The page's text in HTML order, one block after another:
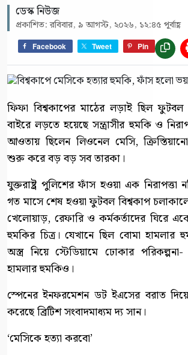
ডেস্ক নিউজ
প্রকাশিত: রবিবার, ৯ আগস্ট, ২০২৬, ১২:৪৫ পূর্বাহ্ণ
Facebook Tweet Pin
ফিফা বিশ্বকাপের মাঠের লড়াই ছিল
বাইরে লড়তে হয়েছে সন্ত্রাসীর হুমকি ও
আওতায় ছিলেন লিওনেল মেসি,
শুরু করে বড় বড় সব তারকা।
যুক্তরাষ্ট্র পুলিশের ফাঁস হওয়া এক নিরাপত্তা
গত মাসে শেষ হওয়া ফুটবল বিশ্বকাপ
খেলোয়াড়, রেফারি ও কর্মকর্তাদের ঘিরে
হুমকির চিত্র। যেখানে ছিল বোমা হামলার
অস্ত্র নিয়ে স্টেডিয়ামে ঢোকার
হামলার হুমকিও।
স্পেনের ইনফরমেশন ডট ইএসের বরাত
করেছে ব্রিটিশ সংবাদমাধ্যম দ্য সান।
‘মেসিকে হত্যা করবো’